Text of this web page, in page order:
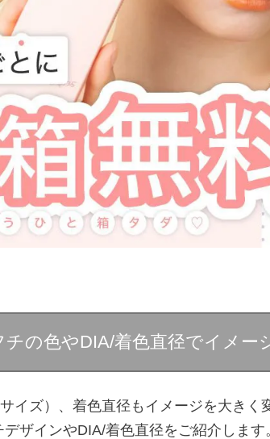
チの色やDIA/着色直径でイメー
イズ）、着色直径もイメージを大きく
ザインやDIA/着色直径をご紹介します